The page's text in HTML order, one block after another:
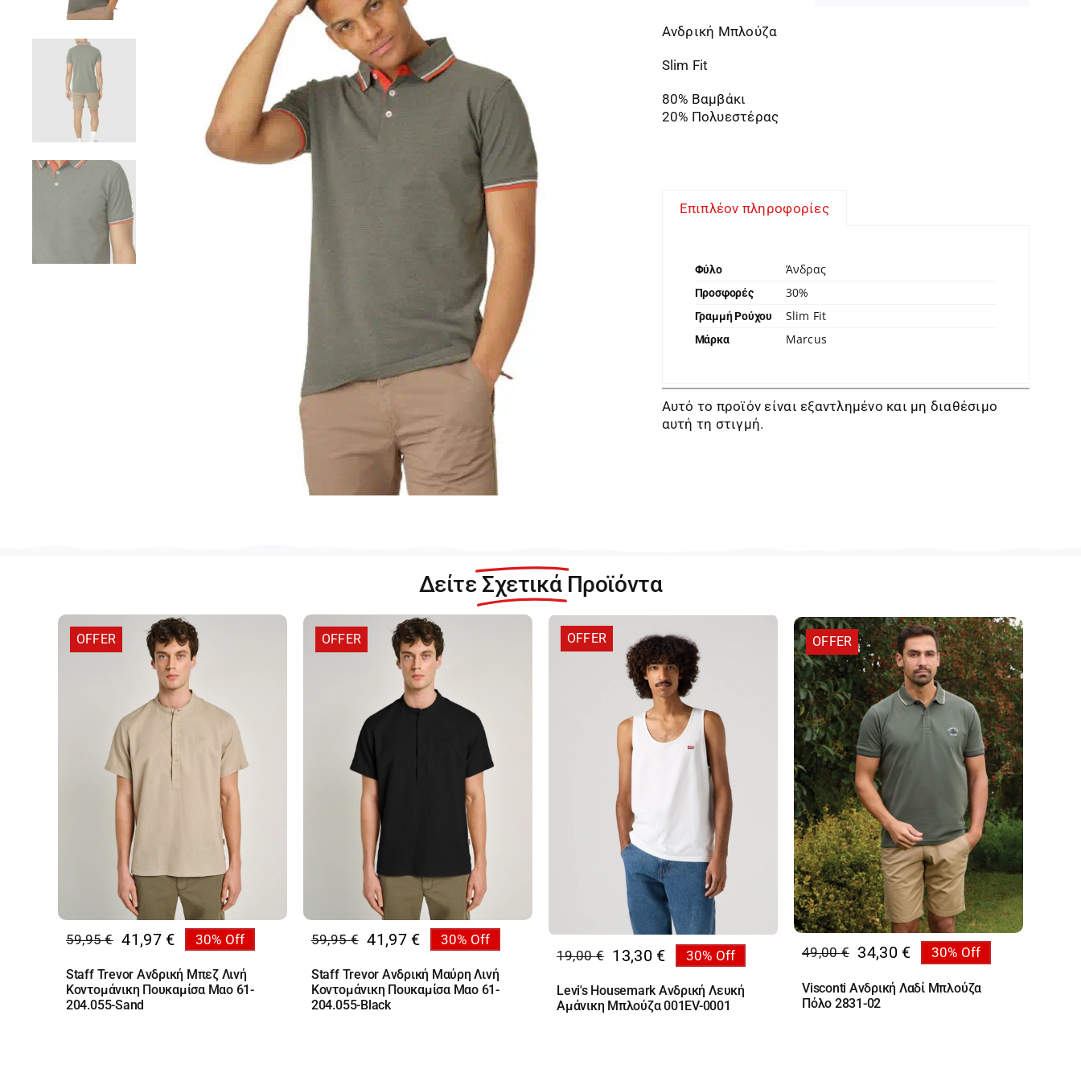
Ανδρική Μπλούζα
Slim Fit
80% Βαμβάκι
20% Πολυεστέρας
Επιπλέον πληροφορίες
Φύλο Άνδρας
Προσφορές 30%
Γραμμή Ρούχου Slim Fit
Μάρκα Marcus
Αυτό το προϊόν είναι εξαντλημένο και μη διαθέσιμο
αυτή τη στιγμή.
Δείτε Σχετικά Προϊόντα
OFFER
59,95€
Original
price
was:
59,95 €.
41,97 €
Η
τρέχουσα
τιμή
είναι:
30% Off
Staff Trevor Ανδρική Μπεζ Λινή
Κοντομάνικη Πουκαμίσα Mαο 61-
204.055-Sand
OFFER
59,95€
Original
price
was:
59,95 €.
41,97 €
Η
τρέχουσα
τιμή
είναι:
30% Off
Staff Trevor Ανδρική Μαύρη Λινή
Κοντομάνικη Πουκαμίσα Mαο 61-
204.055-Black
OFFER
19,00€
Original
price
was:
13,30 €
Η
τρέχουσα
τιμή
30% Off
Levi's Housemark Ανδρική Λευκή
Αμάνικη Μπλούζα 001EV-0001
OFFER
49,00€
Original
price
was:
34,30 €
Η
τρέχουσα
τιμή
30% Off
Visconti Ανδρική Λαδί Μπλούζα
Πόλο 2831-02